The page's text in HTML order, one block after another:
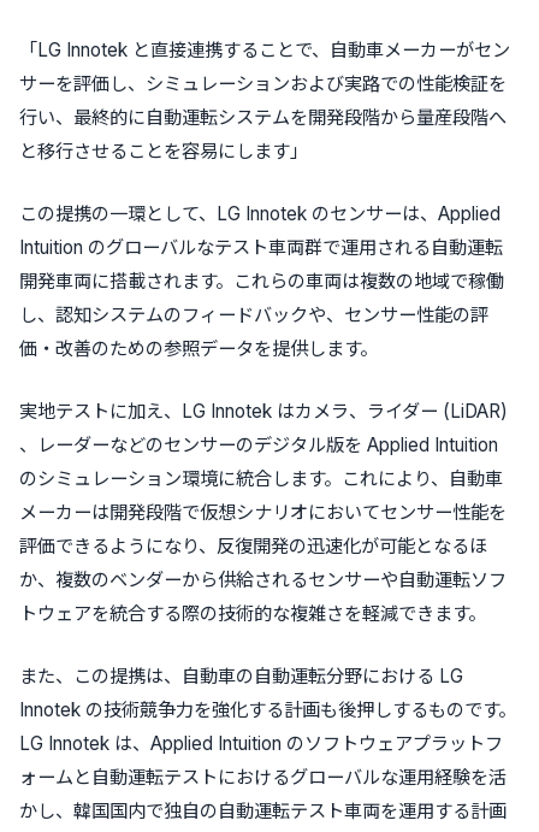
「LG Innotek と直接連携することで、自動車メーカーがセン
サーを評価し、シミュレーションおよび実路での性能検証を
行い、最終的に自動運転システムを開発段階から量産段階へ
と移行させることを容易にします」
この提携の一環として、LG Innotek のセンサーは、Applied
Intuition のグローバルなテスト車両群で運用される自動運転
開発車両に搭載されます。これらの車両は複数の地域で稼働
し、認知システムのフィードバックや、センサー性能の評
価・改善のための参照データを提供します。
実地テストに加え、LG Innotek はカメラ、ライダー (LiDAR)
、レーダーなどのセンサーのデジタル版を Applied Intuition
のシミュレーション環境に統合します。これにより、自動車
メーカーは開発段階で仮想シナリオにおいてセンサー性能を
評価できるようになり、反復開発の迅速化が可能となるほ
か、複数のベンダーから供給されるセンサーや自動運転ソフ
トウェアを統合する際の技術的な複雑さを軽減できます。
また、この提携は、自動車の自動運転分野における LG
Innotek の技術競争力を強化する計画も後押しするものです。
LG Innotek は、Applied Intuition のソフトウェアプラットフ
ォームと自動運転テストにおけるグローバルな運用経験を活
かし、韓国国内で独自の自動運転テスト車両を運用する計画